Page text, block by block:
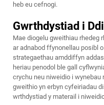
heb eu cefnogi.
Gwrthdystiad i
Mae diogelu gweithiau rhedeg
ar adnabod ffynonellau posibl
strategaethau amddiffyn
heriau penodol ble gall
crychu neu niweidio i wynebau
gweithio yn erbyn cyfeiriadau
wrthdystiad y materail i